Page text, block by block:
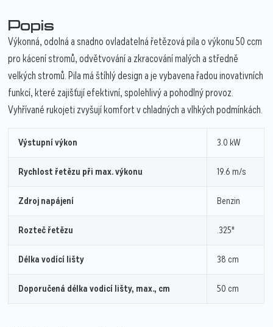
Popis
Výkonná, odolná a snadno ovladatelná řetězová pila o výkonu 50 ccm
pro kácení stromů, odvětvování a zkracování malých a středně
velkých stromů. Pila má štíhlý design a je vybavena řadou inovativních
funkcí, které zajišťují efektivní, spolehlivý a pohodlný provoz.
Vyhřívané rukojeti zvyšují komfort v chladných a vlhkých podmínkách.
Výstupní výkon 3.0 kW
Rychlost řetězu při max. výkonu 19.6 m/s
Zdroj napájení Benzin
Rozteč řetězu .325"
Délka vodící lišty 38 cm
Doporučená délka vodicí lišty, max., cm 50 cm